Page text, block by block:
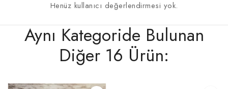
Henüz kullanıcı değerlendirmesi yok.
Aynı Kategoride Bulunan
Diğer 16 Ürün: